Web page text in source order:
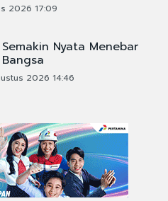
2026 17:09
Nyata Menebar
2026 14:46